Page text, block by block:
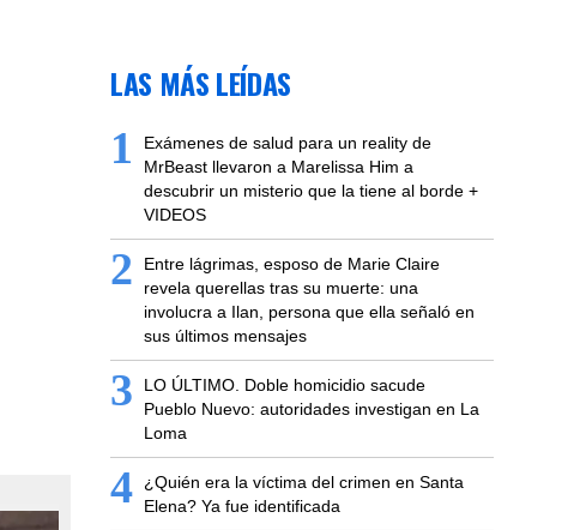
LAS MÁS LEÍDAS
1
Exámenes de salud para un reality de
MrBeast llevaron a Marelissa Him a
descubrir un misterio que la tiene al borde +
VIDEOS
2
Entre lágrimas, esposo de Marie Claire
revela querellas tras su muerte: una
involucra a Ilan, persona que ella señaló en
sus últimos mensajes
3
LO ÚLTIMO. Doble homicidio sacude
Pueblo Nuevo: autoridades investigan en La
Loma
4
¿Quién era la víctima del crimen en Santa
Elena? Ya fue identificada